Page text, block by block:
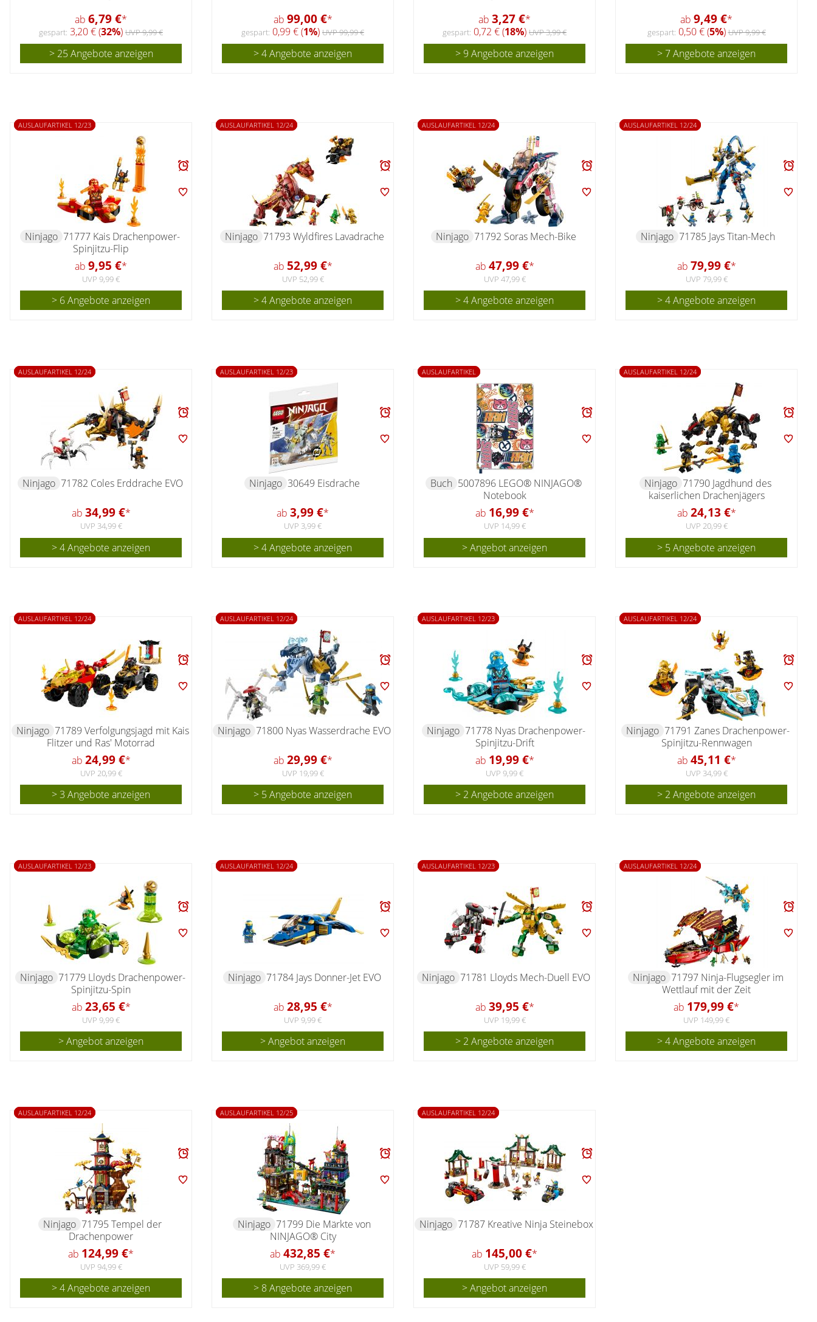
ab 6,79 €*
gespart: 3,20 € (32%) UVP 9,99 €
> 25 Angebote anzeigen
ab 99,00 €*
gespart: 0,99 € (1%) UVP 99,99 €
> 4 Angebote anzeigen
ab 3,27 €*
gespart: 0,72 € (18%) UVP 3,99 €
> 9 Angebote anzeigen
ab 9,49 €*
gespart: 0,50 € (5%)UVP 9,99 €
> 7 Angebote anzeigen
AUSLAUFARTIKEL 12/23
Ninjago 71777 Kais Drachenpower-
Spinjitzu-Flip
ab 9,95 €*
UVP 9,99 €
> 6 Angebote anzeigen
AUSLAUFARTIKEL 12/24
Ninjago 71793 Wyldfires Lavadrache
ab 52,99 €*
UVP 52,99 €
> 4 Angebote anzeigen
AUSLAUFARTIKEL 12/24
Ninjago 71792 Soras Mech-Bike
ab 47,99 €*
UVP 47,99 €
> 4 Angebote anzeigen
AUSLAUFARTIKEL 12/24
Ninjago 71785 Jays Titan-Mech
ab 79,99 €*
UVP 79,99 €
> 4 Angebote anzeigen
AUSLAUFARTIKEL 12/24
Ninjago 71782 Coles Erddrache EVO
ab 34,99 €*
UVP 34,99 €
> 4 Angebote anzeigen
AUSLAUFARTIKEL 12/23
Ninjago 30649 Eisdrache
ab 3,99 €*
UVP 3,99 €
> 4 Angebote anzeigen
AUSLAUFARTIKEL
Buch 5007896 LEGO® NINJAGO®
Notebook
ab 16,99 €*
UVP 14,99 €
> Angebot anzeigen
AUSLAUFARTIKEL 12/24
Ninjago 71790 Jagdhund des
kaiserlichen Drachenjägers
ab 24,13 €*
UVP 20,99 €
> 5 Angebote anzeigen
AUSLAUFARTIKEL 12/24
Ninjago 71789 Verfolgungsjagd mit Kais
Flitzer und Ras' Motorrad
ab 24,99 €*
UVP 20,99 €
> 3 Angebote anzeigen
AUSLAUFARTIKEL 12/24
Ninjago 71800 Nyas Wasserdrache EVO
ab 29,99 €*
UVP 19,99 €
> 5 Angebote anzeigen
AUSLAUFARTIKEL 12/23
Ninjago 71778 Nyas Drachenpower-
Spinjitzu-Drift
ab 19,99 €*
UVP 9,99 €
> 2 Angebote anzeigen
AUSLAUFARTIKEL 12/24
Ninjago 71791 Zanes Drachenpower-
Spinjitzu-Rennwagen
ab 45,11 €*
UVP 34,99 €
> 2 Angebote anzeigen
AUSLAUFARTIKEL 12/23
Ninjago 71779 Lloyds Drachenpower-
Spinjitzu-Spin
ab 23,65 €*
UVP 9,99 €
> Angebot anzeigen
AUSLAUFARTIKEL 12/24
Ninjago 71784 Jays Donner-Jet EVO
ab 28,95 €*
UVP 9,99 €
> Angebot anzeigen
AUSLAUFARTIKEL 12/23
Ninjago 71781 Lloyds Mech-Duell EVO
ab 39,95 €*
UVP 19,99 €
> 2 Angebote anzeigen
AUSLAUFARTIKEL 12/24
Ninjago 71797 Ninja-Flugsegler im
Wettlauf mit der Zeit
ab 179,99 €*
UVP 149,99 €
> 4 Angebote anzeigen
AUSLAUFARTIKEL 12/24
Ninjago 71795 Tempel der
Drachenpower
ab 124,99 €*
UVP 94,99 €
> 4 Angebote anzeigen
AUSLAUFARTIKEL 12/25
Ninjago 71799 Die Märkte von
NINJAGO® City
ab 432,85 €*
UVP 369,99 €
> 8 Angebote anzeigen
AUSLAUFARTIKEL 12/24
Ninjago 71787 Kreative Ninja Steinebox
ab 145,00 €*
UVP 59,99 €
> Angebot anzeigen